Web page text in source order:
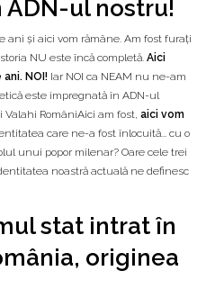
ul nostru!
ani și aici vom rămâne. Am fost furați
NU este încă completă. Aici
NOI! Iar NOI ca NEAM nu ne-am
este impregnată în ADN-ul
Valahi RomâniAici am fost, aici vom
care ne-a fost înlocuită... cu o
unui popor milenar? Oare cele trei
noastră actuală ne definesc
stat intrat în
originea